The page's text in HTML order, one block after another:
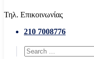
Τηλ. Επικοινωνίας
210 7008776